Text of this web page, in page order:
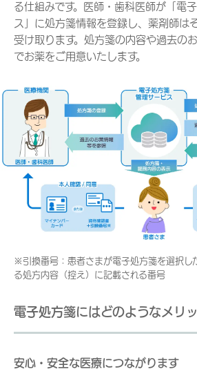
る仕組みです。医師・歯科医師が「電
ス」に処方箋情報を登録し、薬剤師は
受け取ります。処方箋の内容や過去の
でお薬をご用意いたします。
※引換番号：患者さまが電子処方箋を選択し
る処方内容（控え）に記載される番号
電子処方箋にはどのようなメリ
安心・安全な医療につながります